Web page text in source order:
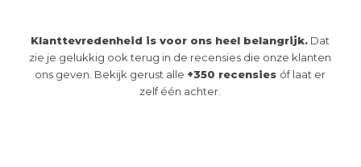
Klanttevredenheid is voor ons heel belangrijk. Dat
zie je gelukkig ook terug in de recensies die onze klanten
ons geven. Bekijk gerust alle +350 recensies óf laat er
zelf één achter.